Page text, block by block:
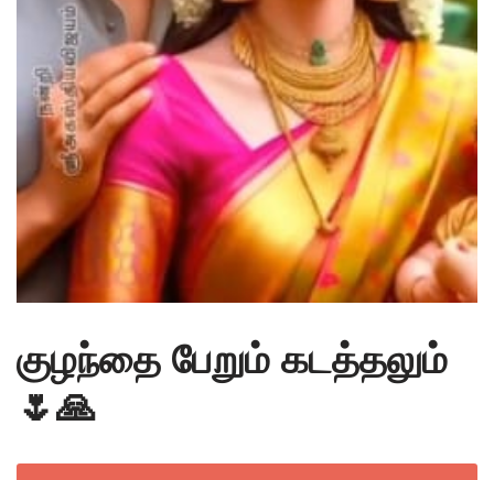
குழந்தை பேறும் கடத்தலும்
🌷🙏